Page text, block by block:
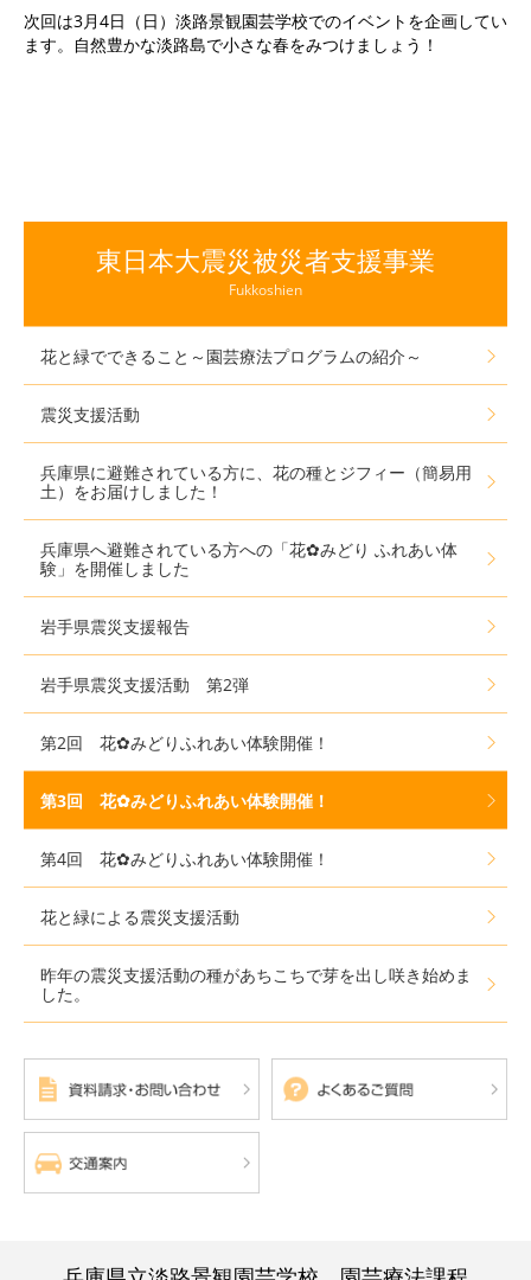
次回は3月4日（日）淡路景観園芸学校でのイベントを企画してい
ます。自然豊かな淡路島で小さな春をみつけましょう！
東日本大震災被災者支援事業
Fukkoshien
花と緑でできること～園芸療法プログラムの紹介～
震災支援活動
兵庫県に避難されている方に、花の種とジフィー（簡易用
土）をお届けしました！
兵庫県へ避難されている方への「花✿みどり ふれあい体
験」を開催しました
岩手県震災支援報告
岩手県震災支援活動 第2弾
第2回 花✿みどりふれあい体験開催！
第3回 花✿みどりふれあい体験開催！
第4回 花✿みどりふれあい体験開催！
花と緑による震災支援活動
昨年の震災支援活動の種があちこちで芽を出し咲き始めま
した。